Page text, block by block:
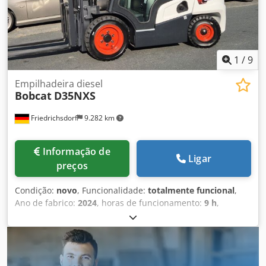
1 /9
Friedrichsdorf 9.282 km
Empilhadeira diesel
Bobcat D35NXS
preços
Ligar
Condição: novo, Funcionalidade: totalmente funcional,
Ano de fabrico: 2024, horas de funcionamento: 9 h,
3.500 kg, altura de elevação:
mm, elevação livre:1.400 mm, tipo de combustível:diesel,
tipo de mastro:triplex
45 kW (61,18 cv) , largura do suporte de garfos: